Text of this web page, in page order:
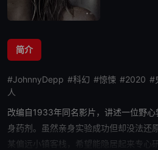
简介
#JohnnyDepp #科幻 #惊悚 #2020 #
人
改编自1933年同名影片，讲述一位野
身药剂。虽然亲身实验成功但却没法还
某偏远小镇客栈，希望能隐居起来专心